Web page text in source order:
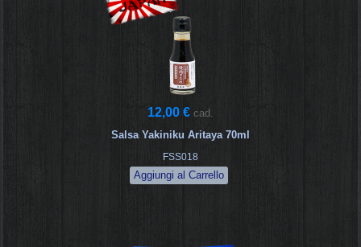
12,00 € cad.
Salsa Yakiniku Aritaya 70ml
FSS018